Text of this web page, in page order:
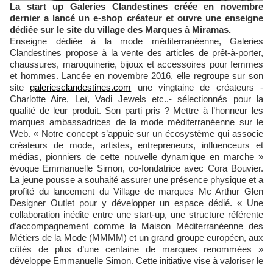
La start up Galeries Clandestines créée en novembre
dernier a lancé un e-shop créateur et ouvre une enseigne
dédiée sur le site du village des Marques à Miramas.
Enseigne dédiée à la mode méditerranéenne, Galeries
Clandestines propose à la vente des articles de prêt-à-porter,
chaussures, maroquinerie, bijoux et accessoires pour femmes
et hommes. Lancée en novembre 2016, elle regroupe sur son
sitegaleriesclandestines.com une vingtaine de créateurs -
Charlotte Aire, Leï, Vadi Jewels etc..- sélectionnés pour la
qualité de leur produit. Son parti pris ? Mettre à l’honneur les
marques ambassadrices de la mode méditerranéenne sur le
Web. « Notre concept s’appuie sur un écosystème qui associe
créateurs de mode, artistes, entrepreneurs, influenceurs et
médias, pionniers de cette nouvelle dynamique en marche »
évoque Emmanuelle Simon, co-fondatrice avec Cora Bouvier.
La jeune pousse a souhaité assurer une présence physique et a
profité du lancement du Village de marques Mc Arthur Glen
Designer Outlet pour y développer un espace dédié. « Une
collaboration inédite entre une start-up, une structure référente
d’accompagnement comme la Maison Méditerranéenne des
Métiers de la Mode (MMMM) et un grand groupe européen, aux
côtés de plus d’une centaine de marques renommées »
développe Emmanuelle Simon. Cette initiative vise à valoriser le